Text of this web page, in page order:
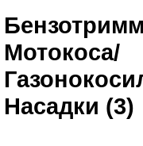
Мотокоса/
Насадки (3)